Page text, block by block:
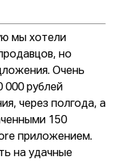
мы хотели
но
Очень
000 рублей
через полгода, а
150
приложением.
на удачные